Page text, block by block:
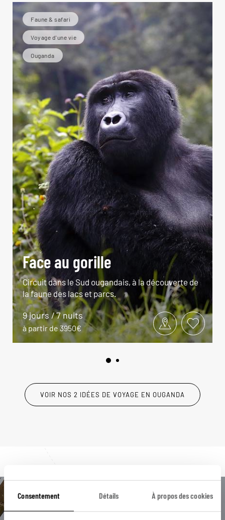
Consentement Détails À propos des cookies
Faune & safari
Voyage d'une vie
Ouganda
Face au gorille
Circuit dans le Sud ougandais, à la découverte de
la faune des lacs et parcs.
9 jours / 7 nuits
à partir de 3950€
VOIR NOS 2 IDÉES DE VOYAGE EN OUGANDA
Luciole,